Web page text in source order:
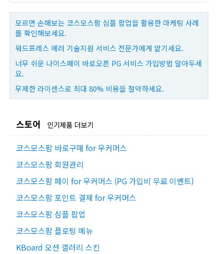
모르면 손해보는 코스모스팜 심플 팝업을 활용한 마케팅 사례
를 확인해보세요.
워드프레스 에러 기술지원 서비스 전문가에게 맡기세요.
너무 쉬운 나이스페이 바로오픈 PG 서비스 가입방법 알아두세
요.
무제한 라이센스로 최대 80% 비용을 절약하세요.
스토어 인기제품 더보기
코스모스팜 바로구매 for 우커머스
코스모스팜 회원관리
코스모스팜 페이 for 우커머스 (PG 가입비 무료 이벤트)
코스모스팜 포인트 결제 for 우커머스
코스모스팜 심플 팝업
코스모스팜 플로팅 메뉴
KBoard 오션 갤러리 스킨